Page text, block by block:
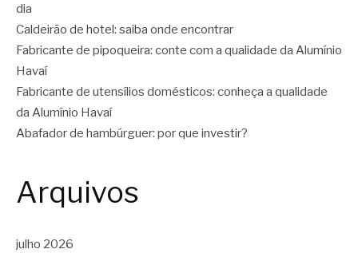
dia
Caldeirão de hotel: saiba onde encontrar
Fabricante de pipoqueira: conte com a qualidade da Alumínio
Havaí
Fabricante de utensílios domésticos: conheça a qualidade
da Alumínio Havaí
Abafador de hambúrguer: por que investir?
Arquivos
julho 2026